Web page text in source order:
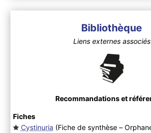
Bibliothèque
Liens externes associés
Recommandations et
Fiches
Cystinuria (Fiche de synthèse –